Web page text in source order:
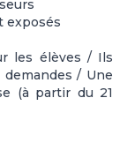
exposés
les élèves / Ils
/ Une
(à partir du 21